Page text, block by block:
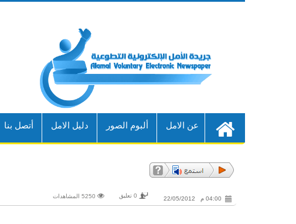
عن الامل ألبوم الصور دليل الامل أتصل بنا
04:00 م 22/05/2012 0 تعليق